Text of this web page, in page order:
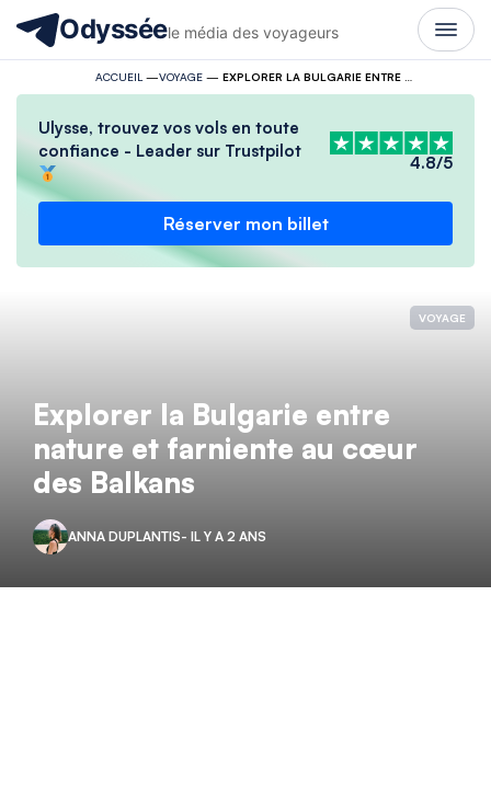
Odysséele média des voyageurs
ACCUEIL —VOYAGE—
Ulysse, trouvez vos vols en toute
confiance - Leader sur Trustpilot
4.8/5
Réserver mon billet
VOYAGE
Explorer la Bulgarie entre
nature et farniente au cœur
des Balkans
ANNA DUPLANTIS- IL Y A 2 ANS